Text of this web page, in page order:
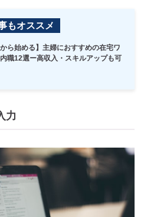
もオススメ
から始める】主婦におすすめの在宅ワ
職12選ー高収入・スキルアップも可
力